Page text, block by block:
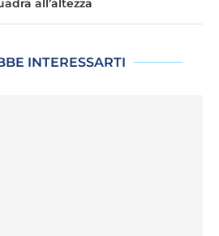
all’altezza
INTERESSARTI